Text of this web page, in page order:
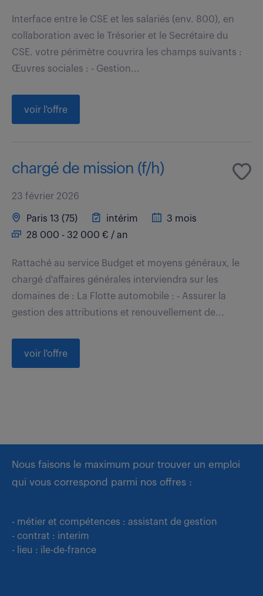
Interface entre le CSE et les salariés (env. 800), en
collaboration avec le Trésorier et le Secrétaire du
CSE. votre périmètre couvrira les champs suivants :
Œuvres sociales : - Gestion...
voir l'offre
chargé de mission (f/h)
23 février 2026
Paris 13 (75) intérim
3 mois
28 000 - 32 000 € / an
Rattaché au service Budget et moyens généraux, le
chargé d'affaires générales interviendra sur les
domaines de : La Flotte automobile : - Assurer la
gestion des attributions et renouvellement de...
voir l'offre
Nous faisons le maximum pour trouver un emploi
qui vous correspond parmi nos offres :
- métier et compétences : assistant de gestion
- contrat : interim
- lieu : ile-de-france